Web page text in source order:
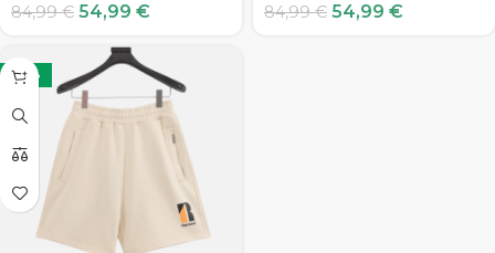
84,99€ 54,99 € 84,99€ 54,99 €
-35%